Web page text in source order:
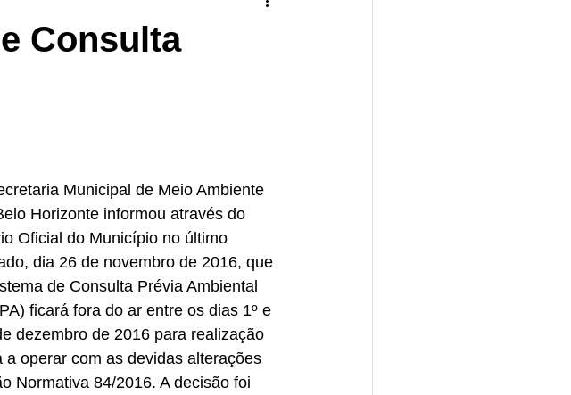
Consulta
Municipal de Meio Ambiente
Horizonte informou através do
Oficial do Município no último
dia 26 de novembro de 2016, que
de Consulta Prévia Ambiental
ficará fora do ar entre os dias 1º e
dezembro de 2016 para realização
operar com as devidas alterações
Normativa 84/2016. A decisão foi